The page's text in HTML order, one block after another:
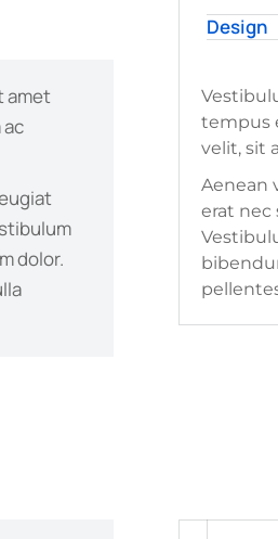
amet
dolor.
Design
tempus
velit, sit
Aenean
erat nec